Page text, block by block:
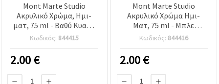
Mont Marte Studio
Ακρυλικό Χρώμα, Ημι-
ματ, 75 ml - Βαθύ Κυανό
Μπλε
Κωδικός: 844415
2.00€
Mont Marte Studio
Ακρυλικό Χρώμα Ημι-
Ματ, 75 ml - Μπλε
Κοβαλτίου
Κωδικός: 844416
2.00€